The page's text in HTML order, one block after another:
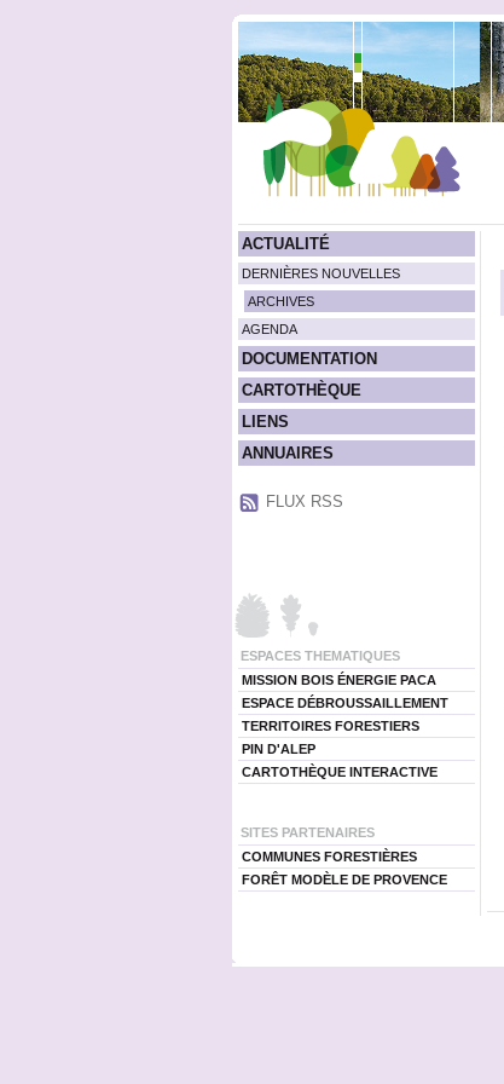
ACTUALITÉ
DERNIÈRES NOUVELLES
ARCHIVES
AGENDA
DOCUMENTATION
CARTOTHÈQUE
LIENS
ANNUAIRES
FLUX RSS
ESPACES THEMATIQUES
MISSION BOIS ÉNERGIE PACA
ESPACE DÉBROUSSAILLEMENT
TERRITOIRES FORESTIERS
PIN D'ALEP
CARTOTHÈQUE INTERACTIVE
SITES PARTENAIRES
COMMUNES FORESTIÈRES
FORÊT MODÈLE DE PROVENCE